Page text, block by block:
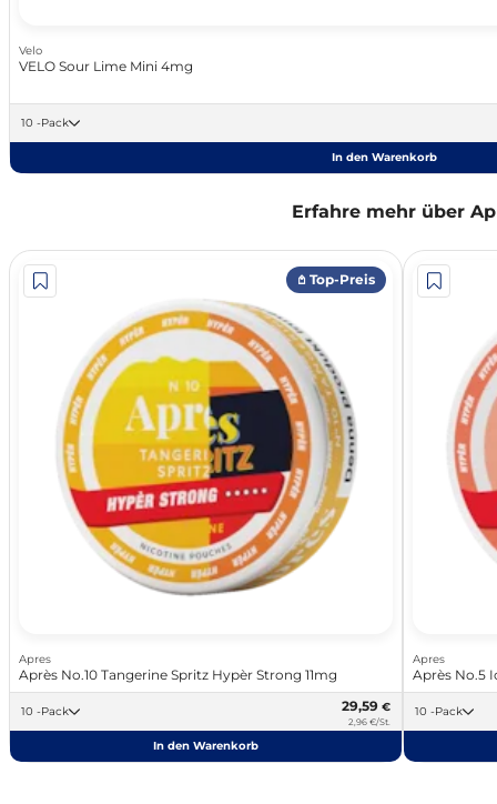
Velo
VELO Sour Lime Mini 4mg
10 -Pack
In den Warenkorb
Erfahre mehr über
𖤘 Top-Preis
Apres
Après No.10 Tangerine Spritz Hypèr Strong 11mg
10 -Pack 29,59 €
2,96 €/St.
In den Warenkorb
Apres
Après No.5
10 -Pack